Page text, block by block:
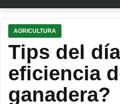
AGRICULTURA
Tips del
eficiencia
ganadera?